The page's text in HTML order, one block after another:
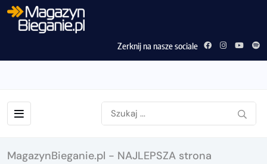
Zerknij na nasze sociale
MagazynBieganie.pl - NAJLEPSZA strona